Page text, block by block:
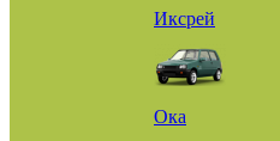
Иксрей
Ока